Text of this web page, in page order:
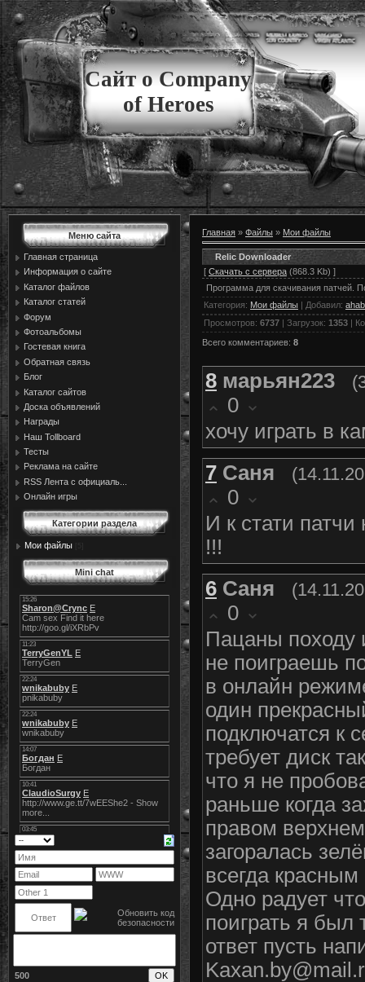
Сайт о Company
of Heroes
Меню сайта
Главная страница
Информация о сайте
Каталог файлов
Каталог статей
Форум
Фотоальбомы
Гостевая книга
Обратная связь
Блог
Каталог сайтов
Доска объявлений
Награды
Наш Tollboard
Тесты
Реклама на сайте
RSS Лента с официаль...
Онлайн игры
Категории раздела
Мои файлы
Mini chat
500
Главная » Файлы » Мои файлы
Relic Downloader
[ Скачать с сервера (868.3 Kb) ]
Программа для скачивания патчей.
Категория: Мои файлы | Добавил: ahab
Просмотров: 6737 | Загрузок: 1353 |
Всего комментариев: 8
8 марьян223
0
хочу играть в
7 Саня
0
И к стати патчи
!!!
6 Саня
0
Пацаны походу
не поиграешь
в онлайн
один
подключатся к
требует диск
что я не
раньше когда
правом
загоралась
всегда
Одно радует
поиграть я был
ответ пусть